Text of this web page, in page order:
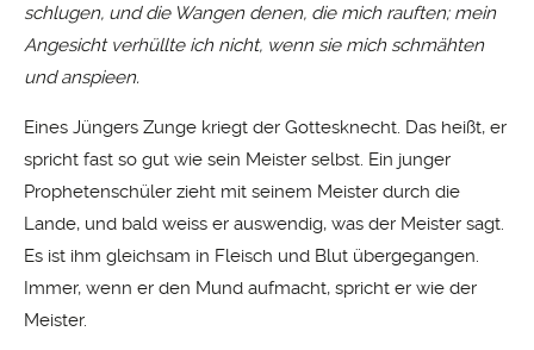
schlugen, und die Wangen denen, die mich rauften; mein
Angesicht verhüllte ich nicht, wenn sie mich schmähten
und anspieen.
Eines Jüngers Zunge kriegt der Gottesknecht. Das heißt, er
spricht fast so gut wie sein Meister selbst. Ein junger
Prophetenschüler zieht mit seinem Meister durch die
Lande, und bald weiss er auswendig, was der Meister sagt.
Es ist ihm gleichsam in Fleisch und Blut übergegangen.
Immer, wenn er den Mund aufmacht, spricht er wie der
Meister.